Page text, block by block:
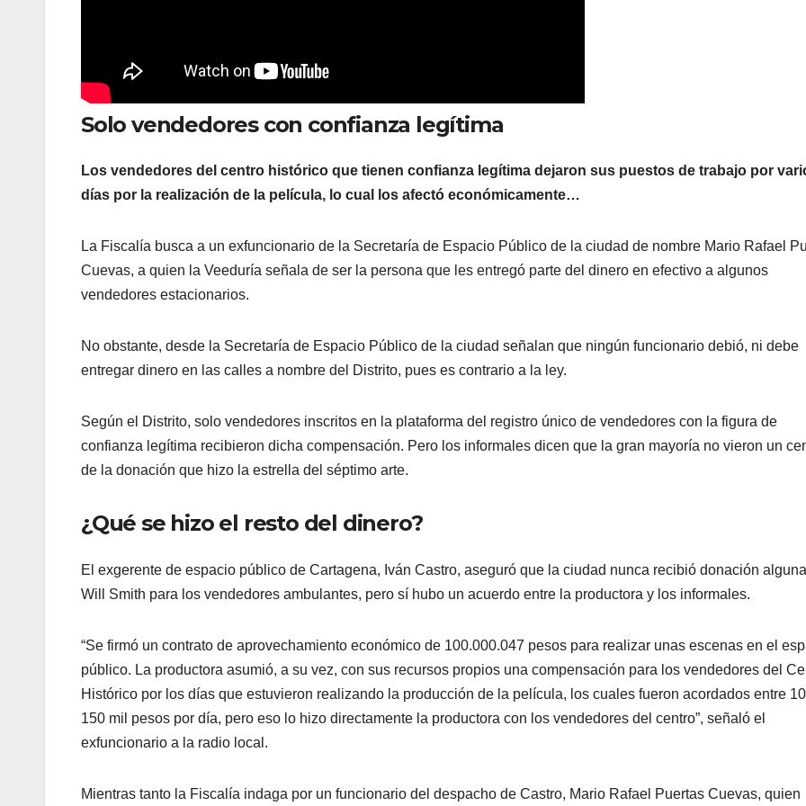
Solo vendedores con confianza legítima
Los vendedores del centro histórico que tienen confianza legítima dejaron sus puestos de trabajo por
días por la realización de la película, lo cual los afectó económicamente…
La Fiscalía busca a un exfuncionario de la Secretaría de Espacio Público de la ciudad de nombre Mario Rafael
Cuevas, a quien la Veeduría señala de ser la persona que les entregó parte del dinero en efectivo a algunos
vendedores estacionarios.
No obstante, desde la Secretaría de Espacio Público de la ciudad señalan que ningún funcionario debió, ni debe
entregar dinero en las calles a nombre del Distrito, pues es contrario a la ley.
Según el Distrito, solo vendedores inscritos en la plataforma del registro único de vendedores con la figura de
confianza legítima recibieron dicha compensación. Pero los informales dicen que la gran mayoría no vieron un
de la donación que hizo la estrella del séptimo arte.
¿Qué se hizo el resto del dinero?
El exgerente de espacio público de Cartagena, Iván Castro, aseguró que la ciudad nunca recibió donación
Will Smith para los vendedores ambulantes, pero sí hubo un acuerdo entre la productora y los informales.
“Se firmó un contrato de aprovechamiento económico de 100.000.047 pesos para realizar unas escenas en el
público. La productora asumió, a su vez, con sus recursos propios una compensación para los vendedores del
Histórico por los días que estuvieron realizando la producción de la película, los cuales fueron acordados entre
150 mil pesos por día, pero eso lo hizo directamente la productora con los vendedores del centro”, señaló el
exfuncionario a la radio local.
Mientras tanto la Fiscalía indaga por un funcionario del despacho de Castro, Mario Rafael Puertas Cuevas, quien